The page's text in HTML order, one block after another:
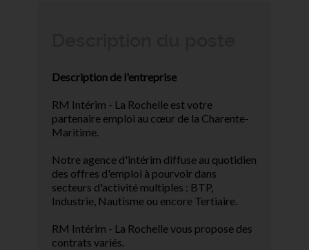
Description de l'entreprise
RM Intérim - La Rochelle est votre
partenaire emploi au cœur de la Charente-
Maritime.
Notre agence d'intérim diffuse au quotidien
des offres d'emploi à pourvoir dans
secteurs d'activité multiples : BTP,
Industrie, Nautisme ou encore Tertiaire.
RM Intérim - La Rochelle vous propose des
contrats variés.